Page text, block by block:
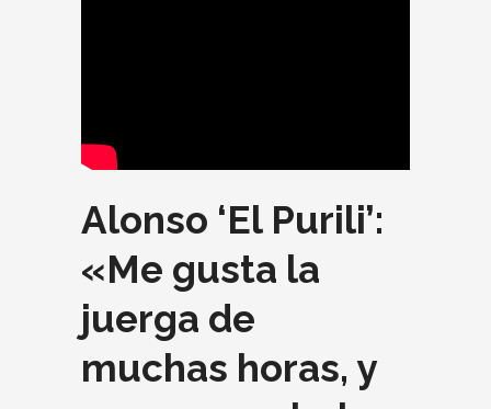
Alonso ‘El Purili’:
«Me gusta la
juerga de
muchas horas, y